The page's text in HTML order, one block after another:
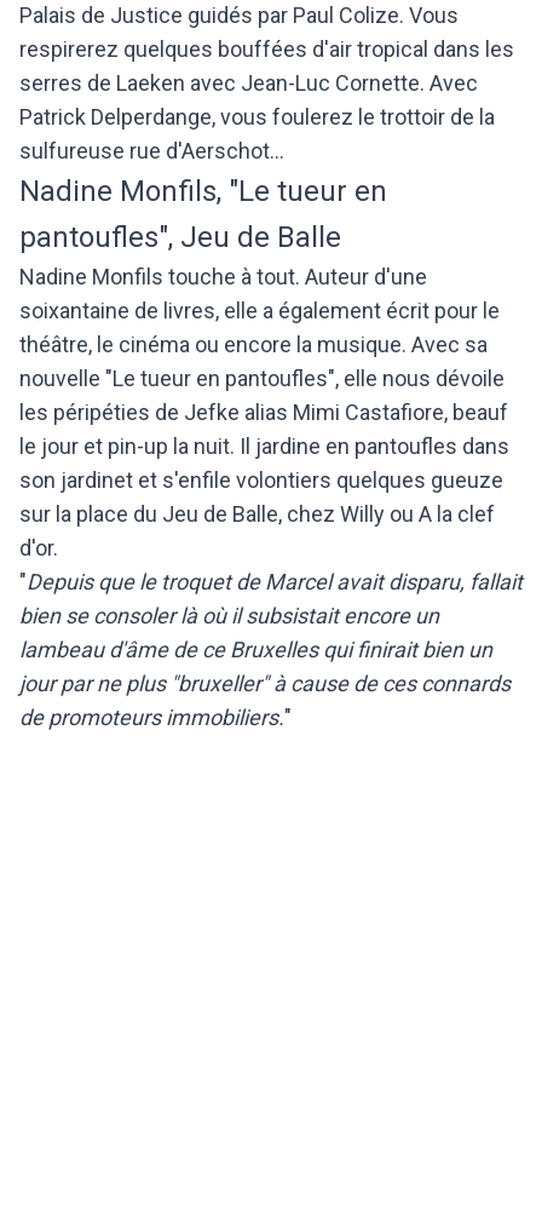
Palais de Justice guidés par Paul Colize. Vous
respirerez quelques bouffées d'air tropical dans les
serres de Laeken avec Jean-Luc Cornette. Avec
Patrick Delperdange, vous foulerez le trottoir de la
sulfureuse rue d'Aerschot...
Nadine Monfils, "Le tueur en
pantoufles", Jeu de Balle
Nadine Monfils touche à tout. Auteur d'une
soixantaine de livres, elle a également écrit pour le
théâtre, le cinéma ou encore la musique. Avec sa
nouvelle "Le tueur en pantoufles", elle nous dévoile
les péripéties de Jefke alias Mimi Castafiore, beauf
le jour et pin-up la nuit. Il jardine en pantoufles dans
son jardinet et s'enfile volontiers quelques gueuze
sur la place du Jeu de Balle, chez Willy ou A la clef
d'or.
"Depuis que le troquet de Marcel avait disparu, fallait
bien se consoler là où il subsistait encore un
lambeau d'âme de ce Bruxelles qui finirait bien un
jour par ne plus "bruxeller" à cause de ces connards
de promoteurs immobiliers."